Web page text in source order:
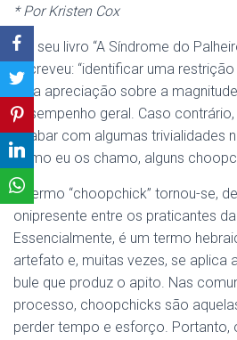
* Por Kristen Cox
Em seu livro “A Síndrome do
escreveu: “identificar uma
uma apreciação sobre a
desempenho geral. Caso
acabar com algumas trivialidades
como eu os chamo, alguns
O termo “choopchick” tornou-se,
onipresente entre os praticantes
Essencialmente, é um termo
artefato e, muitas vezes, se aplica
bule que produz o apito. Nas
processo, choopchicks são
perder tempo e esforço. Portanto,